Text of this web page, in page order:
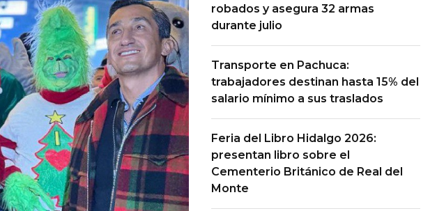
robados y asegura 32 armas
durante julio
Transporte en Pachuca:
trabajadores destinan hasta 15% del
salario mínimo a sus traslados
Feria del Libro Hidalgo 2026:
presentan libro sobre el
Cementerio Británico de Real del
Monte